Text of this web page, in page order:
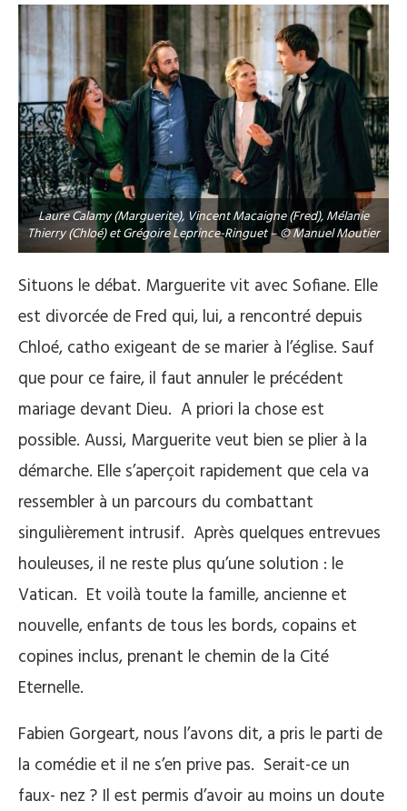
Laure Calamy (Marguerite), Vincent Macaigne (Fred), Mélanie
Thierry (Chloé) et Grégoire Leprince-Ringuet – © Manuel Moutier
Situons le débat. Marguerite vit avec Sofiane. Elle
est divorcée de Fred qui, lui, a rencontré depuis
Chloé, catho exigeant de se marier à l’église. Sauf
que pour ce faire, il faut annuler le précédent
mariage devant Dieu. A priori la chose est
possible. Aussi, Marguerite veut bien se plier à la
démarche. Elle s’aperçoit rapidement que cela va
ressembler à un parcours du combattant
singulièrement intrusif. Après quelques entrevues
houleuses, il ne reste plus qu’une solution : le
Vatican. Et voilà toute la famille, ancienne et
nouvelle, enfants de tous les bords, copains et
copines inclus, prenant le chemin de la Cité
Eternelle.
Fabien Gorgeart, nous l’avons dit, a pris le parti de
la comédie et il ne s’en prive pas. Serait-ce un
faux- nez ? Il est permis d’avoir au moins un doute